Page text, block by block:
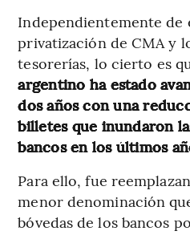
Independientemente de
privatización de CMA y
tesorerías, lo cierto es
argentino ha estado
dos años con una
billetes que inundaron
bancos en los últimos
Para ello, fue
menor denominación
bóvedas de los bancos